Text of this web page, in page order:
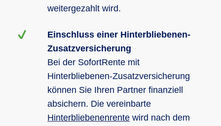
weitergezahlt wird.
Einschluss einer Hinterbliebenen-
Zusatzversicherung
Bei der SofortRente mit
Hinterbliebenen-Zusatzversicherung
können Sie Ihren Partner finanziell
absichern. Die vereinbarte
Hinterbliebenenrente wird nach dem